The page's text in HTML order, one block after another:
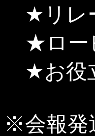
★リレ
★ロー
★お役
※会報発